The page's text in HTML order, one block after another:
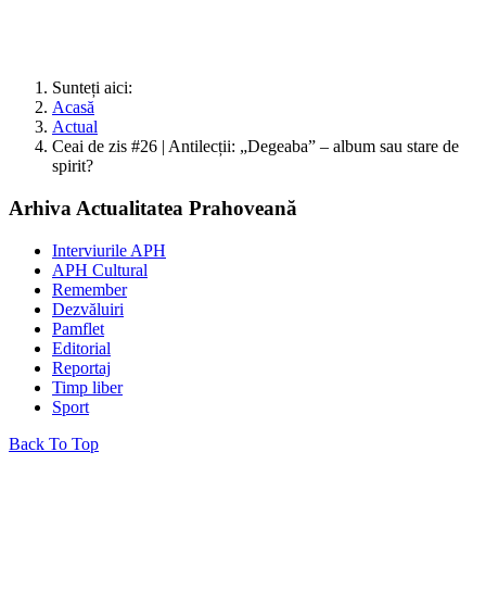
Sunteți aici:
Acasă
Actual
Ceai de zis #26 | Antilecții: „Degeaba” – album sau stare de
spirit?
Arhiva Actualitatea Prahoveană
Interviurile APH
APH Cultural
Remember
Dezvăluiri
Pamflet
Editorial
Reportaj
Timp liber
Sport
Back To Top